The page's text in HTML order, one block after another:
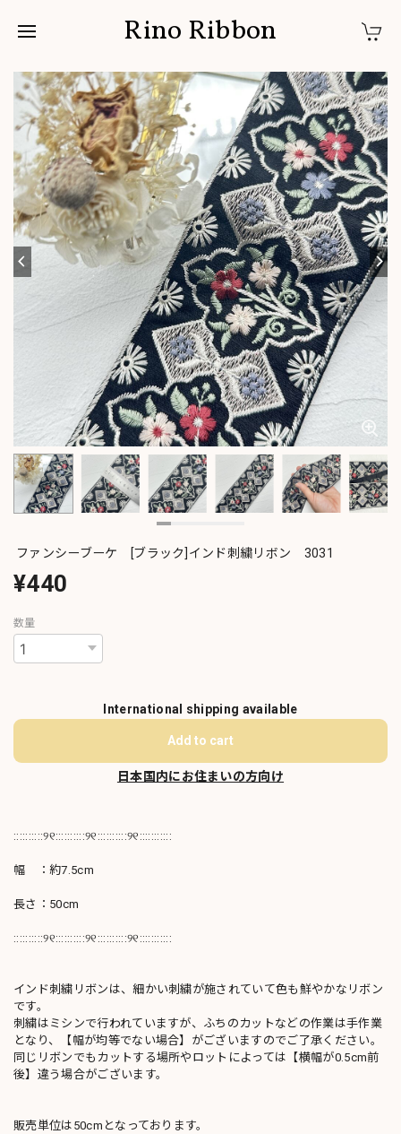
Rino Ribbon
ファンシーブーケ [ブラック]インド刺繍リボン 3031
¥440
数量
International shipping available
Add to cart
日本国内にお住まいの方向け
::::::::::୨୧::::::::::୨୧::::::::::୨୧:::::::::::
幅 ：約7.5cm
長さ：50cm
::::::::::୨୧::::::::::୨୧::::::::::୨୧:::::::::::
インド刺繍リボンは、細かい刺繍が施されていて色も鮮やかなリボン
です。
刺繍はミシンで行われていますが、ふちのカットなどの作業は手作業
となり、【幅が均等でない場合】がございますのでご了承ください。
同じリボンでもカットする場所やロットによっては【横幅が0.5cm前
後】違う場合がございます。
販売単位は50cmとなっております。